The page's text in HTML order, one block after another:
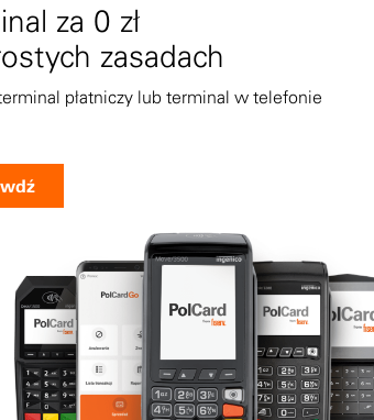
za 0 zł
zasadach
płatniczy lub terminal w telefonie